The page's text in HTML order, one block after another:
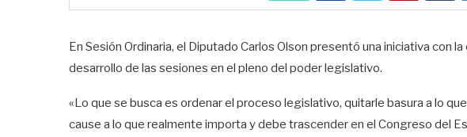
En Sesión Ordinaria, el Diputado Carlos Olson presentó una iniciativa con
desarrollo de las sesiones en el pleno del poder legislativo.
«Lo que se busca es ordenar el proceso legislativo, quitarle basura a lo
cause a lo que realmente importa y debe trascender en el Congreso del